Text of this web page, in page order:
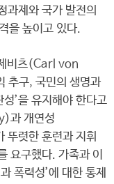
과제와 국가 발전의
을 높이고 있다.
비츠(Carl von
추구, 국민의 생명과
’을 유지해야 한다고
과 개연성
렷한 훈련과 지휘
요구했다. 가족과 이
폭력성’에 대한 통제